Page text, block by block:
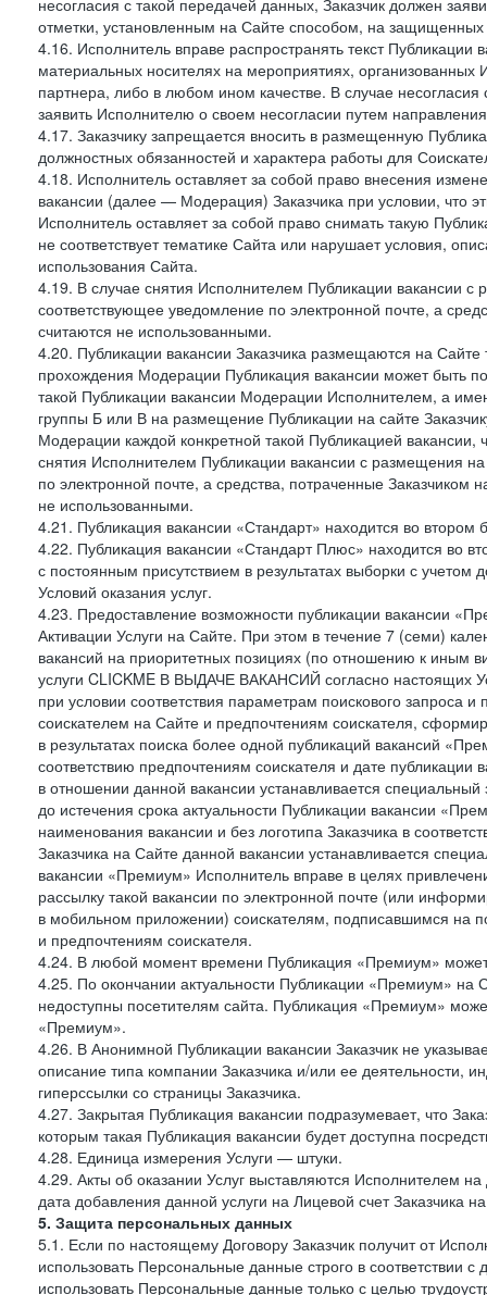
несогласия с такой передачей данных, Заказчик должен
отметки, установленным на Сайте способом, на защищенных
4.16. Исполнитель вправе распространять текст
материальных носителях на мероприятиях, организованных
партнера, либо в любом ином качестве. В случае
заявить Исполнителю о своем несогласии путем
4.17. Заказчику запрещается вносить в размещенную
должностных обязанностей и характера работы для
4.18. Исполнитель оставляет за собой право внесения
вакансии (далее — Модерация) Заказчика при условии, что
Исполнитель оставляет за собой право снимать такую
не соответствует тематике Сайта или нарушает условия,
использования Сайта.
4.19. В случае снятия Исполнителем Публикации вакансии
соответствующее уведомление по электронной почте, а
считаются не использованными.
4.20. Публикации вакансии Заказчика размещаются на
прохождения Модерации Публикация вакансии может быть
такой Публикации вакансии Модерации Исполнителем, а
группы Б или В на размещение Публикации на сайте
Модерации каждой конкретной такой Публикацией
снятия Исполнителем Публикации вакансии с размещения
по электронной почте, а средства, потраченные Заказчиком
не использованными.
4.21. Публикация вакансии «Стандарт» находится во втором
4.22. Публикация вакансии «Стандарт Плюс» находится во
с постоянным присутствием в результатах выборки с
Условий оказания услуг.
4.23. Предоставление возможности публикации вакансии
Активации Услуги на Сайте. При этом в течение 7 (семи)
вакансий на приоритетных позициях (по отношению к иным
услуги CLICKME В ВЫДАЧЕ ВАКАНСИЙ согласно настоящих
при условии соответствия параметрам поискового
соискателем на Сайте и предпочтениям соискателя,
в результатах поиска более одной публикаций вакансий
соответствию предпочтениям соискателя и дате
в отношении данной вакансии устанавливается
до истечения срока актуальности Публикации вакансии
наименования вакансии и без логотипа Заказчика в
Заказчика на Сайте данной вакансии устанавливается
вакансии «Премиум» Исполнитель вправе в целях
рассылку такой вакансии по электронной почте (или
в мобильном приложении) соискателям, подписавшимся на
и предпочтениям соискателя.
4.24. В любой момент времени Публикация «Премиум»
4.25. По окончании актуальности Публикации «Премиум»
недоступны посетителям сайта. Публикация «Премиум»
«Премиум».
4.26. В Анонимной Публикации вакансии Заказчик не
описание типа компании Заказчика и/или ее деятельности,
гиперссылки со страницы Заказчика.
4.27. Закрытая Публикация вакансии подразумевает, что
которым такая Публикация вакансии будет доступна
4.28. Единица измерения Услуги — штуки.
4.29. Акты об оказании Услуг выставляются Исполнителем
дата добавления данной услуги на Лицевой счет Заказчика
5. Защита персональных данных
5.1. Если по настоящему Договору Заказчик получит от
использовать Персональные данные строго в соответствии
использовать Персональные данные только с целью